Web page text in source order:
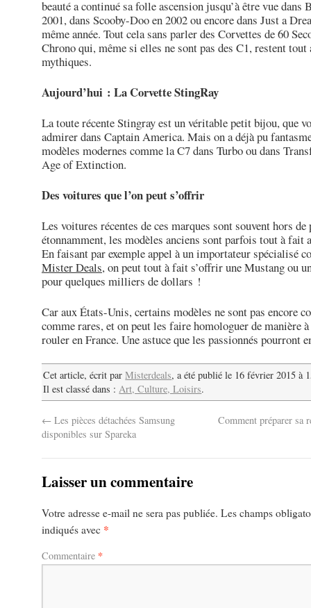
beauté a continué sa folle ascension jusqu’à être vue dans
2001, dans Scooby-Doo en 2002 ou encore dans Just a
même année. Tout cela sans parler des Corvettes de 60
Chrono qui, même si elles ne sont pas des C1, restent tout
mythiques.
Aujourd’hui : La Corvette StingRay
La toute récente Stingray est un véritable petit bijou, que
admirer dans Captain America. Mais on a déjà pu
modèles modernes comme la C7 dans Turbo ou dans
Age of Extinction.
Des voitures que l’on peut s’offrir
Les voitures récentes de ces marques sont souvent hors
étonnamment, les modèles anciens sont parfois tout à fait
En faisant par exemple appel à un importateur spécialisé
Mister Deals, on peut tout à fait s’offrir une Mustang ou
pour quelques milliers de dollars !
Car aux États-Unis, certains modèles ne sont pas encore
comme rares, et on peut les faire homologuer de manière
rouler en France. Une astuce que les passionnés pourront
Cet article, écrit parMisterdeals, a été publié le 16 février 2015 à
Il est classé dans : Art, Culture, Loisirs.
← Les pièces détachées Samsung
disponibles sur Spareka
Comment préparer sa
Laisser un commentaire
Votre adresse e-mail ne sera pas publiée. Les champs
indiqués avec *
Commentaire *